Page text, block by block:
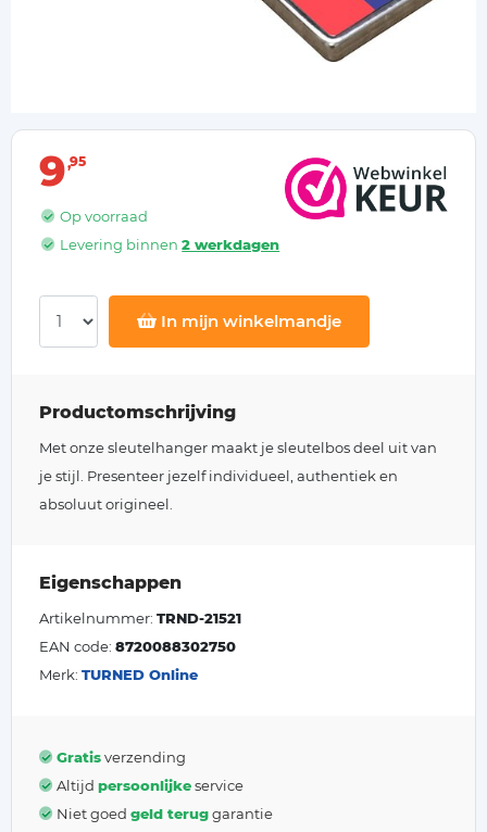
9 95
Op voorraad
Levering binnen2 werkdagen
In mijn winkelmandje
Productomschrijving
Met onze sleutelhanger maakt je sleutelbos deel uit van
je stijl. Presenteer jezelf individueel, authentiek en
absoluut origineel.
Eigenschappen
Artikelnummer: TRND-21521
EAN code: 8720088302750
Merk: TURNED Online
Gratisverzending
Altijd persoonlijkeservice
Niet goed geld teruggarantie